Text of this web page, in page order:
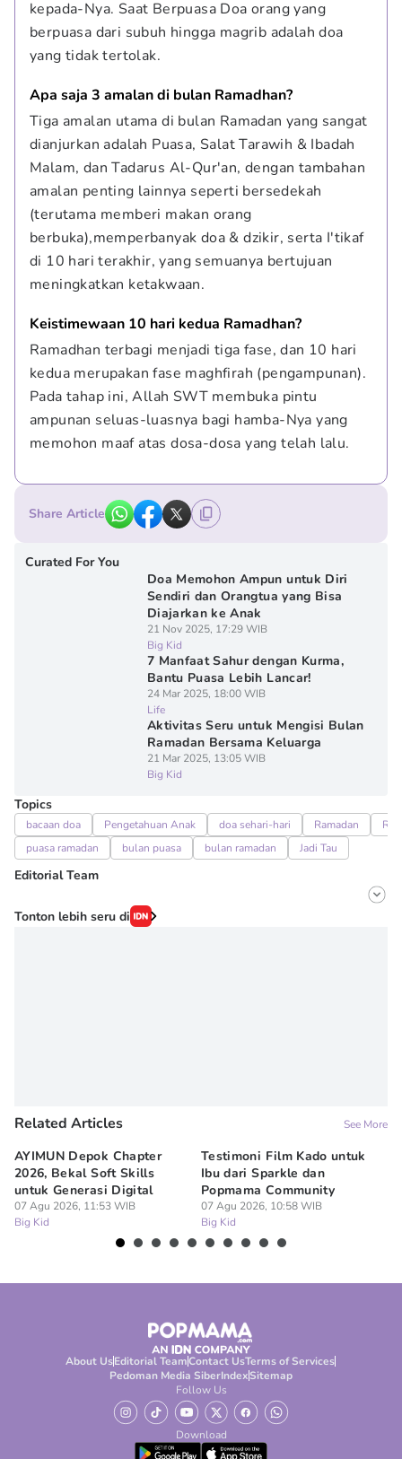
kepada-Nya. Saat Berpuasa Doa orang yang
berpuasa dari subuh hingga magrib adalah doa
yang tidak tertolak.
Apa saja 3 amalan di bulan Ramadhan?
Tiga amalan utama di bulan Ramadan yang sangat
dianjurkan adalah Puasa, Salat Tarawih & Ibadah
Malam, dan Tadarus Al-Qur'an, dengan tambahan
amalan penting lainnya seperti bersedekah
(terutama memberi makan orang
berbuka),memperbanyak doa & dzikir, serta I'tikaf
di 10 hari terakhir, yang semuanya bertujuan
meningkatkan ketakwaan.
Keistimewaan 10 hari kedua Ramadhan?
Ramadhan terbagi menjadi tiga fase, dan 10 hari
kedua merupakan fase maghfirah (pengampunan).
Pada tahap ini, Allah SWT membuka pintu
ampunan seluas-luasnya bagi hamba-Nya yang
memohon maaf atas dosa-dosa yang telah lalu.
Share Article
Curated For You
Doa Memohon Ampun untuk Diri
Sendiri dan Orangtua yang Bisa
Diajarkan ke Anak
21 Nov 2025, 17:29 WIB
Big Kid
7 Manfaat Sahur dengan Kurma,
Bantu Puasa Lebih Lancar!
24 Mar 2025, 18:00 WIB
Life
Aktivitas Seru untuk Mengisi Bulan
Ramadan Bersama Keluarga
21 Mar 2025, 13:05 WIB
Big Kid
Topics
bacaan doa Pengetahuan Anak doa sehari-hari Ramadan
puasa ramadan
bulan puasa bulan ramadan Jadi Tau
Editorial Team
Editor
Tonton lebih seru di
Related Articles See More
AYIMUN Depok Chapter
2026, Bekal Soft Skills
untuk Generasi Digital
07 Agu 2026, 11:53 WIB
Big Kid
Testimoni Film Kado untuk
Ibu dari Sparkle dan
Popmama Community
07 Agu 2026, 10:58 WIB
Big Kid
About UsEditorial TeamContact UsTerms of Services
Pedoman Media SiberIndexSitemap
Follow Us
Download